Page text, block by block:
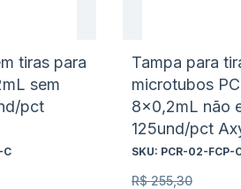
tiras para
sem
pct
C
Tampa para
microtubos
8x0,2mL não
125und/pct
SKU: PCR-02-FCP-
R$ 255,30